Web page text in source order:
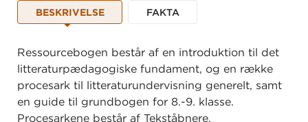
BESKRIVELSE FAKTA
Ressourcebogen består af en introduktion til det
litteraturpædagogiske fundament, og en række
procesark til litteraturundervisning generelt, samt
en guide til grundbogen for 8.-9. klasse.
Procesarkene består af Tekståbnere,